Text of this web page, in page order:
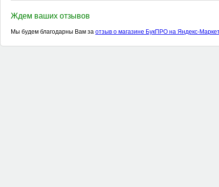
Ждем ваших отзывов
Мы будем благодарны Вам за отзыв о магазине БукПРО на Яндекс-